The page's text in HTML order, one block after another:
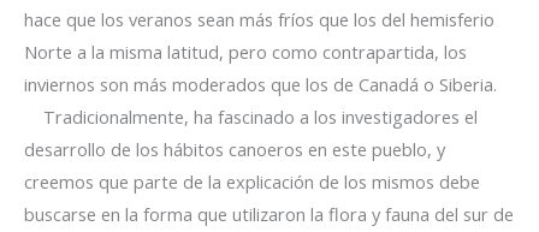
hace que los veranos sean más fríos que los del hemisferio
Norte a la misma latitud, pero como contrapartida, los
inviernos son más moderados que los de Canadá o Siberia.
Tradicionalmente, ha fascinado a los investigadores el
desarrollo de los hábitos canoeros en este pueblo, y
creemos que parte de la explicación de los mismos debe
buscarse en la forma que utilizaron la flora y fauna del sur de